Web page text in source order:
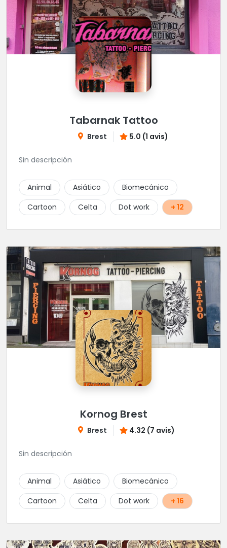
Tabarnak Tattoo
Brest 5.0 (1 avis)
Sin descripción
Animal Asiático
Biomecánico
Cartoon
Celta Dot work + 12
Kornog Brest
Brest 4.32 (7 avis)
Sin descripción
Animal Asiático
Biomecánico
Cartoon
Celta Dot work + 16